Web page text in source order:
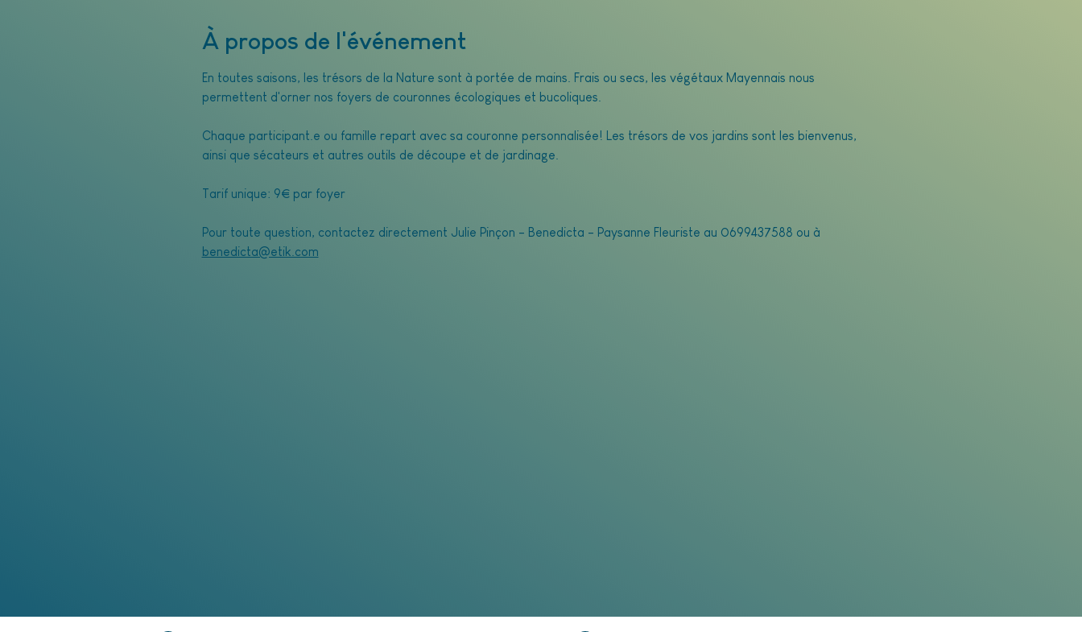
À propos de l'événement
En toutes saisons, les trésors de la Nature sont à portée de mains. Frais ou secs, les végétaux Mayennais nous
permettent d'orner nos foyers de couronnes écologiques et bucoliques.
Chaque participant.e ou famille repart avec sa couronne personnalisée! Les trésors de vos jardins sont les bienvenus,
ainsi que sécateurs et autres outils de découpe et de jardinage.
Tarif unique: 9€ par foyer
Pour toute question, contactez directement Julie Pinçon - Benedicta - Paysanne Fleuriste au 0699437588 ou à
benedicta@etik.com